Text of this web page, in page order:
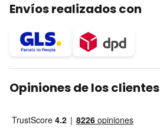
Envíos realizados con
Opiniones de los clientes